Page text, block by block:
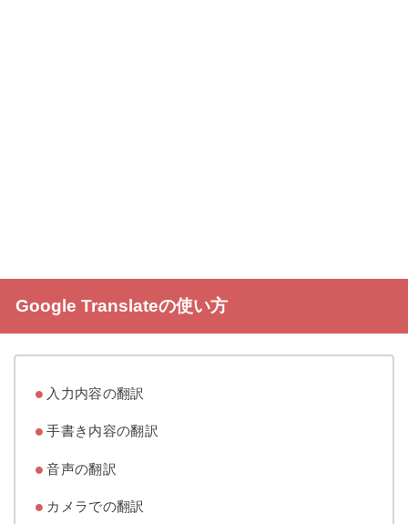
Google Translateの使い方
入力内容の翻訳
手書き内容の翻訳
音声の翻訳
カメラでの翻訳